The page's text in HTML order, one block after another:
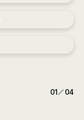
1/ 4